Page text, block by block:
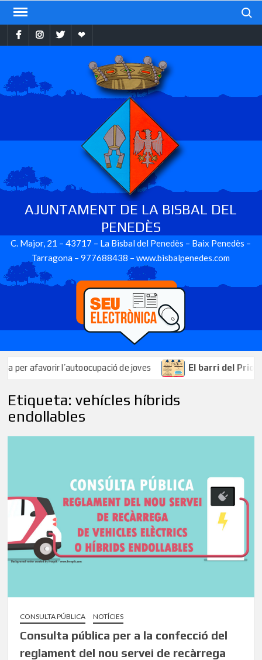
Skip
contentFacebookInstragram
TwitterEbando
AJUNTAMENT DE LA BISBAL DEL
PENEDÈS
C. Major, 21 – 43717 – La Bisbal del Penedès – Baix Penedès –
Tarragona – 977688438 – www.bisbalpenedes.com
afavorir l’autoocupació de joves El barri del Priorat
Etiqueta:vehícles híbrids
endollables
CONSULTA PÚBLICA NOTÍCIES
Consulta pública per a la confecció del
reglament del nou servei de recàrrega